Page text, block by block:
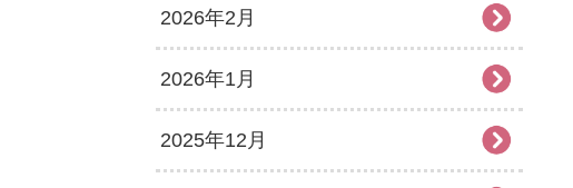
2026年2月
2026年1月
2025年12月